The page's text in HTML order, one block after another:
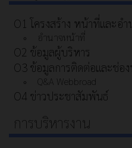
O1 โครงสร้าง หน้าที่และอำ
อำนาจหน้าที่
O2 ข้อมูลผู้บริหาร
O3 ข้อมูลการติดต่อและช่อ
Q&A Webbroad
O4 ข่าวประชาสัมพันธ์
การบริหารงาน